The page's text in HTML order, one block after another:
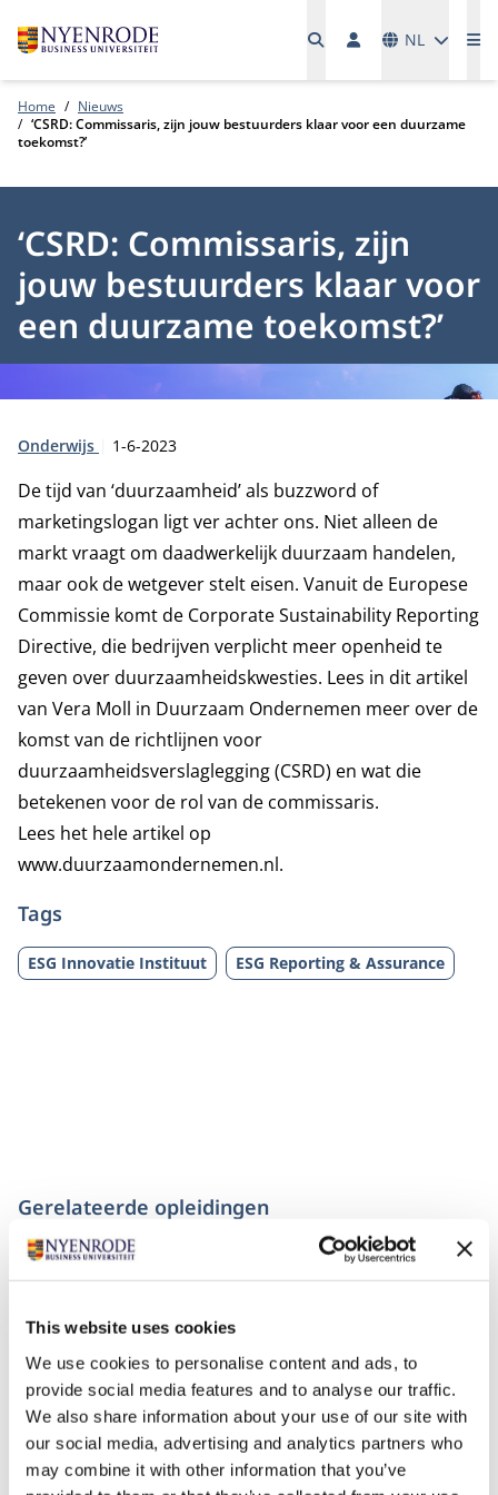
This website uses cookies
We use cookies to personalise content and ads, to
provide social media features and to analyse our traffic.
We also share information about your use of our site with
our social media, advertising and analytics partners who
may combine it with other information that you’ve
NL
Home
Nieuws
‘CSRD: Commissaris, zijn jouw bestuurders klaar voor een duurzame
toekomst?’
‘CSRD: Commissaris, zijn
jouw bestuurders klaar voor
een duurzame toekomst?’
Type:
Onderwijs Publicatiedatum:
1-6-2023
De tijd van ‘duurzaamheid’ als buzzword of
marketingslogan ligt ver achter ons. Niet alleen de
markt vraagt om daadwerkelijk duurzaam handelen,
maar ook de wetgever stelt eisen. Vanuit de Europese
Commissie komt de Corporate Sustainability Reporting
Directive, die bedrijven verplicht meer openheid te
geven over duurzaamheidskwesties. Lees in dit artikel
van Vera Moll in Duurzaam Ondernemen meer over de
komst van de richtlijnen voor
duurzaamheidsverslaglegging (CSRD) en wat die
betekenen voor de rol van de commissaris.
Lees het hele artikel op
www.duurzaamondernemen.nl.
Tags
ESG Innovatie Instituut ESG Reporting & Assurance
Gerelateerde opleidingen